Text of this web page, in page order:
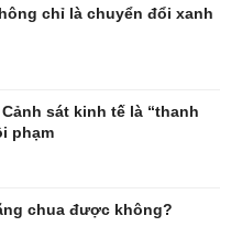
Sân khấu - Điện ảnh
chỉ là chuyển đổi xanh
sát kinh tế là “thanh
phạm
chua được không?